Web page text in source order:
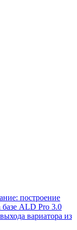
построение
базе ALD Pro 3.0
вариатора из